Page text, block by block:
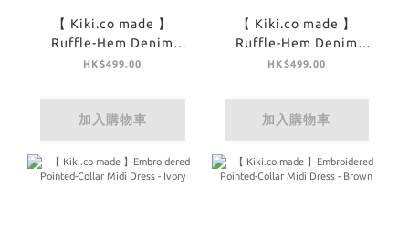
【 Kiki.co made 】
Ruffle-Hem Denim
Panel Skirt - Off White
HK$499.00
加入購物車
【 Kiki.co made 】
Ruffle-Hem Denim
Panel Skirt - Denim
HK$499.00
加入購物車